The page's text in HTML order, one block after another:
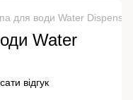
для води Water
Water
відгук